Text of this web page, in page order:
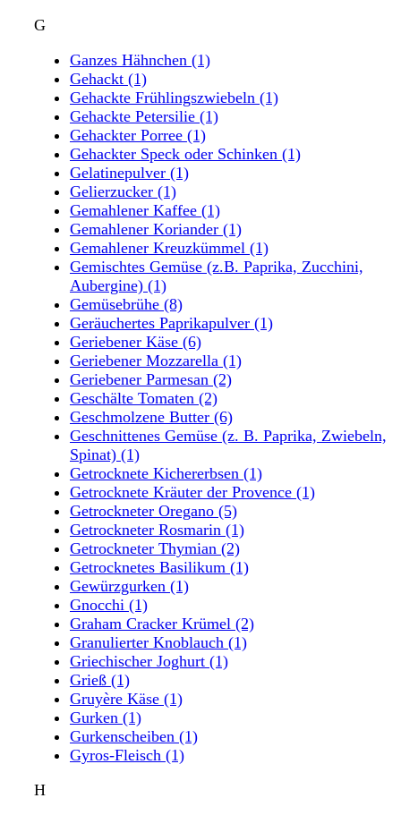
G
Ganzes Hähnchen (1)
Gehackt (1)
Gehackte Frühlingszwiebeln (1)
Gehackte Petersilie (1)
Gehackter Porree (1)
Gehackter Speck oder Schinken (1)
Gelatinepulver (1)
Gelierzucker (1)
Gemahlener Kaffee (1)
Gemahlener Koriander (1)
Gemahlener Kreuzkümmel (1)
Gemischtes Gemüse (z.B. Paprika, Zucchini,
Aubergine) (1)
Gemüsebrühe (8)
Geräuchertes Paprikapulver (1)
Geriebener Käse (6)
Geriebener Mozzarella (1)
Geriebener Parmesan (2)
Geschälte Tomaten (2)
Geschmolzene Butter (6)
Geschnittenes Gemüse (z. B. Paprika, Zwiebeln,
Spinat) (1)
Getrocknete Kichererbsen (1)
Getrocknete Kräuter der Provence (1)
Getrockneter Oregano (5)
Getrockneter Rosmarin (1)
Getrockneter Thymian (2)
Getrocknetes Basilikum (1)
Gewürzgurken (1)
Gnocchi (1)
Graham Cracker Krümel (2)
Granulierter Knoblauch (1)
Griechischer Joghurt (1)
Grieß (1)
Gruyère Käse (1)
Gurken (1)
Gurkenscheiben (1)
Gyros-Fleisch (1)
H